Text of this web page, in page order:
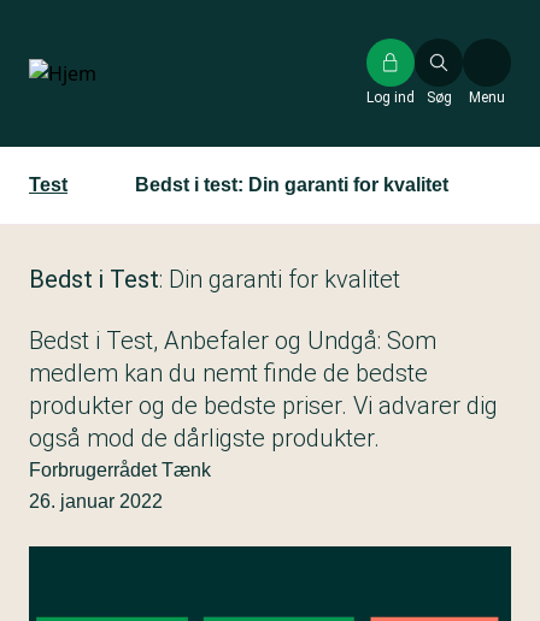
hovedindhold
Søg
Log ind Menu
Test Bedst i test: Din garanti for kvalitet
Bedst i Test: Din garanti for kvalitet
Bedst i Test, Anbefaler og Undgå: Som
medlem kan du nemt finde de bedste
produkter og de bedste priser. Vi advarer dig
også mod de dårligste produkter.
Forbrugerrådet Tænk
26. januar 2022